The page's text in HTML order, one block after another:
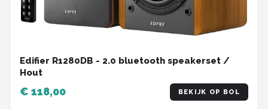
Edifier R1280DB - 2.0 bluetooth speakerset /
Hout
€ 118,00 BEKIJK OP BOL